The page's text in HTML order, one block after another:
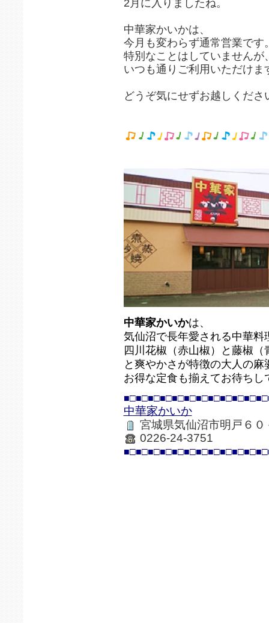
2月に入りましたね。
中華家かいかは、
今月も変わらず通常営業です
特別なことはしていませんが
いつも通りご利用いただけま
どうぞ気にせずお越しくださ
中華家かいかは、
気仙沼で長年愛される中華料
四川花椒（赤山椒）と藤椒
と爽やかさが特徴の大人の
お得な定食も揃えてお待ちし
中華家かいか
宮城県気仙沼市明戸６０
0226-24-3751